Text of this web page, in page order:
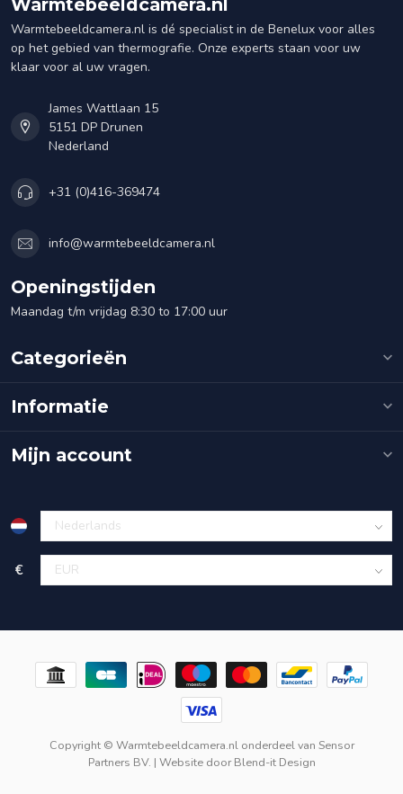
Warmtebeeldcamera.nl is dé specialist in de Benelux voor alles
op het gebied van thermografie. Onze experts staan voor uw
klaar voor al uw vragen.
James Wattlaan 15
5151 DP Drunen
Nederland
+31 (0)416-369474
info@warmtebeeldcamera.nl
Openingstijden
Maandag t/m vrijdag 8:30 to 17:00 uur
Categorieën
Informatie
Mijn account
€
Copyright © Warmtebeeldcamera.nl onderdeel van Sensor
Partners BV. | Website doorBlend-it Design